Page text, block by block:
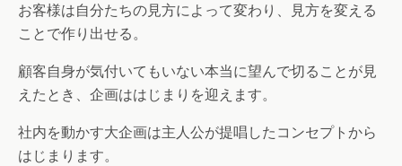
お客様は自分たちの見方によって変わり、見方を変える
ことで作り出せる。
顧客自身が気付いてもいない本当に望んで切ることが見
えたとき、企画ははじまりを迎えます。
社内を動かす大企画は主人公が提唱したコンセプトから
はじまります。